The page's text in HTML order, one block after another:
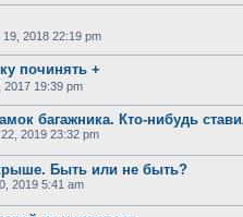
2018 22:19 pm
починять +
19:39 pm
багажника. Кто-нибудь
2019 23:32 pm
Быть или не быть?
2019 5:41 am